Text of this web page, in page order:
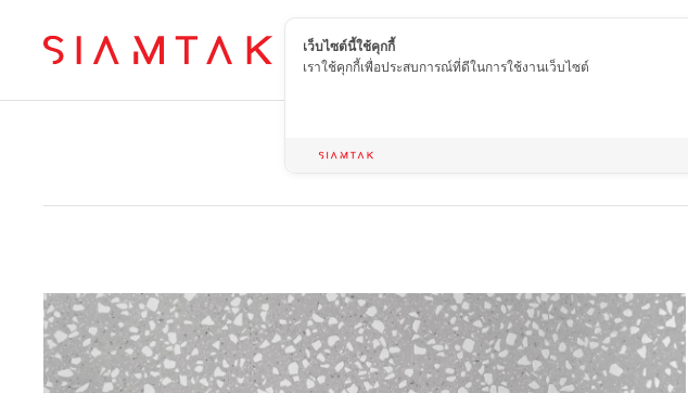
TH
เว็บไซต์นี้ใช้คุกกี้
เราใช้คุกกี้เพื่อประสบการณ์ที่ดีในการใช้งานเว็บไซต์